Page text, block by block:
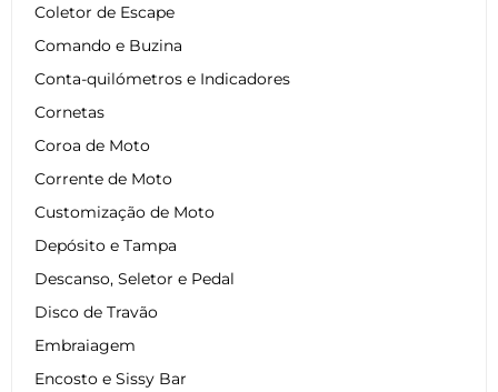
Coletor de Escape
Comando e Buzina
Conta-quilómetros e Indicadores
Cornetas
Coroa de Moto
Corrente de Moto
Customização de Moto
Depósito e Tampa
Descanso, Seletor e Pedal
Disco de Travão
Embraiagem
Encosto e Sissy Bar